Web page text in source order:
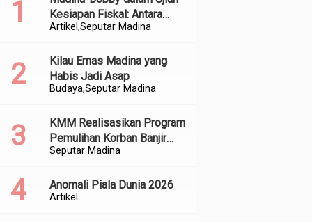
Artikel Seputar Madina
Kesiapan Fiskal: Antara
Kedekatan Politik dan
BudayaSeputar Madina
Kilau Emas Madina yang
Habis Jadi Asap
Seputar Madina
KMM Realisasikan Program
Pemulihan Korban Banjir
dan Longsor di Kabupaten
Artikel
Anomali Piala Dunia 2026